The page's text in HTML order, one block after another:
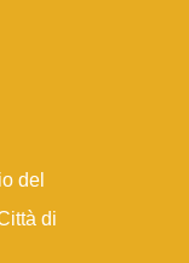
del
di